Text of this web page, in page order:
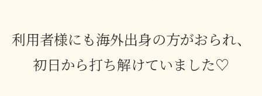
利用者様にも海外出身の方がおられ、
初日から打ち解けていました♡